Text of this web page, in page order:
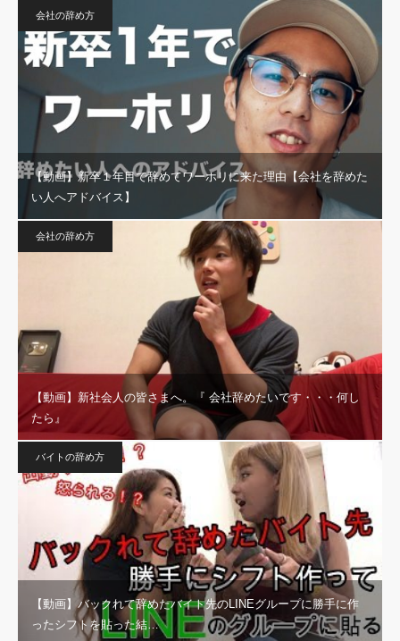
会社の辞め方
【動画】新卒１年目で辞めてワーホリに来た理由【会社を辞めた
い人へアドバイス】
会社の辞め方
【動画】新社会人の皆さまへ。『 会社辞めたいです・・・何し
たら』
バイトの辞め方
【動画】バックれて辞めたバイト先のLINEグループに勝手に作
ったシフトを貼った結…